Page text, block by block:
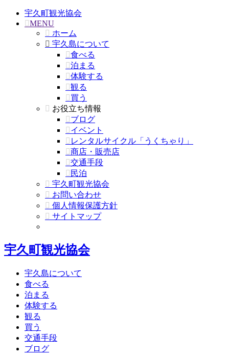
宇久町観光協会
MENU
ホーム
宇久島について
食べる
泊まる
体験する
観る
買う
お役立ち情報
ブログ
イベント
レンタルサイクル「うくちゃり」
商店・販売店
交通手段
民泊
宇久町観光協会
お問い合わせ
個人情報保護方針
サイトマップ
宇久町観光協会
宇久島について
食べる
泊まる
体験する
観る
買う
交通手段
ブログ